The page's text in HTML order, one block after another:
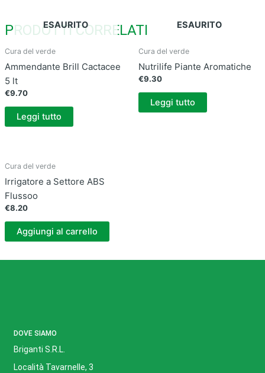
PRODOTTI CORRELATI
ESAURITO
Cura del verde
Ammendante Brill Cactacee
5 lt
€9.70
Leggi tutto
ESAURITO
Cura del verde
Nutrilife Piante Aromatiche
€9.30
Leggi tutto
Cura del verde
Irrigatore a Settore ABS
Flussoo
€8.20
Aggiungi al carrello
DOVE SIAMO
Briganti S.R.L.
Località Tavarnelle, 3